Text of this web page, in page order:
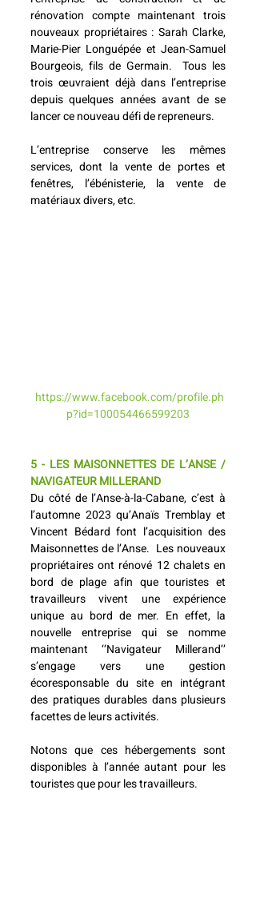
rénovation compte maintenant trois
nouveaux propriétaires : Sarah Clarke,
Marie-Pier Longuépée et Jean-Samuel
Bourgeois, fils de Germain.  Tous les
trois œuvraient déjà dans l’entreprise
depuis quelques années avant de se
lancer ce nouveau défi de repreneurs.
L’entreprise conserve les mêmes
services, dont la vente de portes et
fenêtres, l’ébénisterie, la vente de
matériaux divers, etc.
https://www.facebook.com/profile.ph
p?id=100054466599203
5 - LES MAISONNETTES DE L’ANSE /
NAVIGATEUR MILLERAND
Du côté de l’Anse-à-la-Cabane, c’est à
l’automne 2023 qu’Anaïs Tremblay et
Vincent Bédard font l’acquisition des
Maisonnettes de l’Anse.  Les nouveaux
propriétaires ont rénové 12 chalets en
bord de plage afin que touristes et
travailleurs vivent une expérience
unique au bord de mer. En effet, la
nouvelle entreprise qui se nomme
maintenant ‘’Navigateur Millerand’’
s’engage vers une gestion
écoresponsable du site en intégrant
des pratiques durables dans plusieurs
facettes de leurs activités.
Notons que ces hébergements sont
disponibles à l’année autant pour les
touristes que pour les travailleurs.